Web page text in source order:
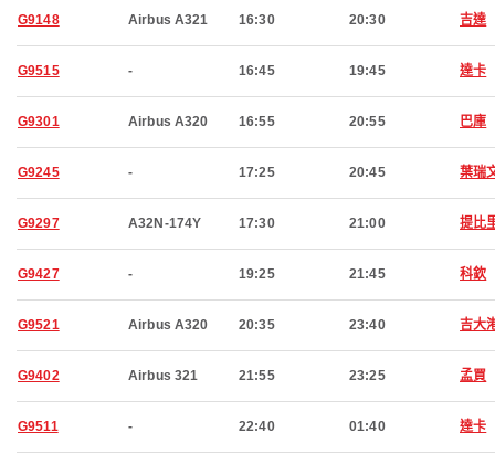
G9148 Airbus A321 16:30 20:30 吉達
G9515 - 16:45 19:45 達卡
G9301 Airbus A320 16:55 20:55 巴庫
G9245 - 17:25 20:45 葉瑞
G9297 A32N-174Y 17:30 21:00 提比
G9427 - 19:25 21:45 科欽
G9521 Airbus A320 20:35 23:40 吉大
G9402 Airbus 321 21:55 23:25 孟買
G9511 - 22:40 01:40 達卡